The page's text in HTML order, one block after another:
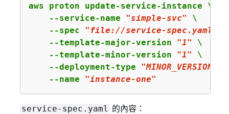
aws proton update-service-instance \
    --service-name
"simple-svc" \
    --spec
"file://service-spec.yaml
    --template-major-version
"1" \
    --template-minor-version
"1" \
    --deployment-type
"MINOR_VERSION"
    --name
"instance-one"
service-spec.yaml 的內容：